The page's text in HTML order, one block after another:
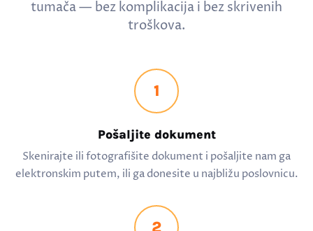
tumača — bez komplikacija i bez skrivenih
troškova.
1
Pošaljite dokument
Skenirajte ili fotografišite dokument i pošaljite nam ga
elektronskim putem, ili ga donesite u najbližu poslovnicu.
2